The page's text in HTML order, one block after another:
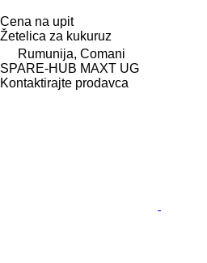
Cena na upit
Žetelica za kukuruz
Rumunija, Comani
SPARE-HUB MAXT UG
Kontaktirajte prodavca